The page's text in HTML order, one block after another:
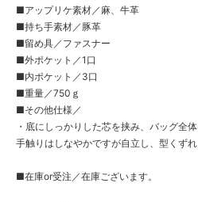
■アップリケ素材／麻、牛革
■持ち手素材／豚革
■留め具／ファスナー
■外ポケット／1口
■内ポケット／3口
■重量／750ｇ
■その他仕様／
・底にしっかりした芯を挟み、バッグ全
手触りはしなやかですが自立し、型くずれ
■在庫or受注／在庫ございます。